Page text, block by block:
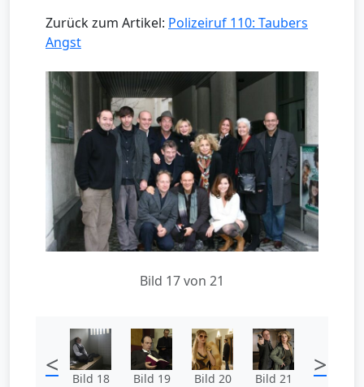
Zurück zum Artikel: Polizeiruf 110: Taubers
Angst
Bild 17 von 21
< Bild 18 Bild 19 Bild 20 Bild 21 >